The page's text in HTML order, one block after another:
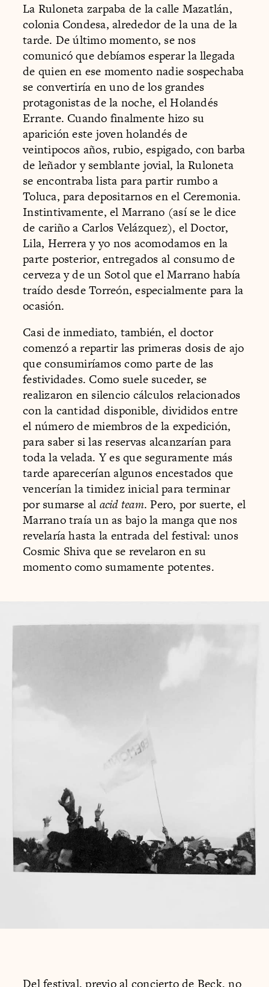
La Ruloneta zarpaba de la calle Mazatlán,
colonia Condesa, alrededor de la una de la
tarde. De último momento, se nos
comunicó que debíamos esperar la llegada
de quien en ese momento nadie sospechaba
se convertiría en uno de los grandes
protagonistas de la noche, el Holandés
Errante. Cuando finalmente hizo su
aparición este joven holandés de
veintipocos años, rubio, espigado, con barba
de leñador y semblante jovial, la Ruloneta
se encontraba lista para partir rumbo a
Toluca, para depositarnos en el Ceremonia.
Instintivamente, el Marrano (así se le dice
de cariño a Carlos Velázquez), el Doctor,
Lila, Herrera y yo nos acomodamos en la
parte posterior, entregados al consumo de
cerveza y de un Sotol que el Marrano había
traído desde Torreón, especialmente para la
ocasión.
Casi de inmediato, también, el doctor
comenzó a repartir las primeras dosis de ajo
que consumiríamos como parte de las
festividades. Como suele suceder, se
realizaron en silencio cálculos relacionados
con la cantidad disponible, divididos entre
el número de miembros de la expedición,
para saber si las reservas alcanzarían para
toda la velada. Y es que seguramente más
tarde aparecerían algunos encestados que
vencerían la timidez inicial para terminar
por sumarse al acid team. Pero, por suerte, el
Marrano traía un as bajo la manga que nos
revelaría hasta la entrada del festival: unos
Cosmic Shiva que se revelaron en su
momento como sumamente potentes.